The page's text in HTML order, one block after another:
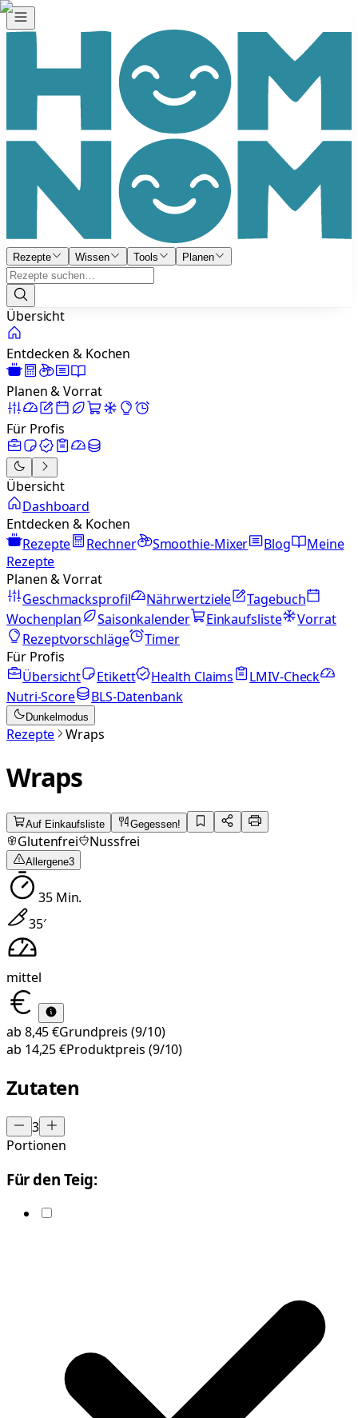
Rezepte Wissen Tools Planen
Übersicht
Entdecken & Kochen
Planen & Vorrat
Für Profis
Übersicht
Dashboard
Entdecken & Kochen
Rezepte
Rechner Smoothie-Mixer Blog
Meine
Rezepte
Planen & Vorrat
Geschmacksprofil
Nährwertziele
Tagebuch
Wochenplan
Saisonkalender Einkaufsliste
Vorrat
Rezeptvorschläge
Timer
Für Profis
Übersicht
Etikett Health Claims
LMIV-Check
Nutri-Score
BLS-Datenbank
Dunkelmodus
Rezepte Wraps
Wraps
Auf Einkaufsliste Gegessen!
Glutenfrei Nussfrei
Allergene3
35Min.
35′
mittel
ab 8,45 €Grundpreis (9/10)
ab 14,25 €Produktpreis (9/10)
Zutaten
3
Portionen
Für den Teig: